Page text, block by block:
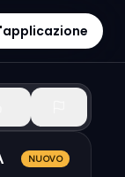
NUOVO